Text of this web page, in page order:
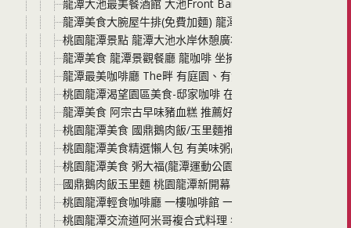
龍潭大池最美餐酒館 大池Front Bar&Bistro 還有室外氣氛
龍潭美食大腕屋牛排(免費加麵) 龍潭高CP牛排館 最低
桃園龍潭景點 龍潭大池水岸休憩廣場 龍咖啡 龍潭大池 觀
龍潭美食 龍潭景觀餐廳 龍咖啡 坐擁一大片大池美景 景觀
龍潭最美咖啡廳 The畔 有庭園、有湖畔美景、有美食還不
桃園龍潭渴望園區美食-邸家咖啡 在城堡裡吃早午餐、下午
龍潭美食 阿宗古早味豬血糕 推薦好喝的紅豆湯圓
桃園龍潭美食 國鼎鵝肉飯/玉里麵推出最新便當與澎湖狗母
桃園龍潭美食精選懶人包 有美味粥品 下班聚會熱炒 鵝肉
桃園龍潭美食 粥大福(龍潭運動公園對面) 以雞湯為底的美
國鼎鵝肉飯玉里麵 桃園龍潭新開幕 龍潭大池美食又多一家
桃園龍潭輕食咖啡廳 一樓咖啡館 一間隱身在商業大樓裡的
桃園龍潭交流道阿米哥複合式料理 年菜外帶、尾牙，熱炒